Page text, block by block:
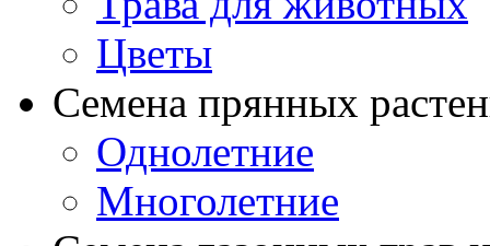
Цветы
Семена прянных
Однолетние
Многолетние